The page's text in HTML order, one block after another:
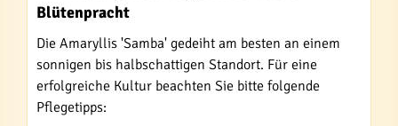
Blütenpracht
Die Amaryllis 'Samba' gedeiht am besten an einem
sonnigen bis halbschattigen Standort. Für eine
erfolgreiche Kultur beachten Sie bitte folgende
Pflegetipps: